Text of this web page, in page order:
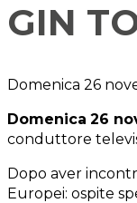
GIN
Domenica 26
Domenica 26
conduttore
Dopo aver
Europei: ospite